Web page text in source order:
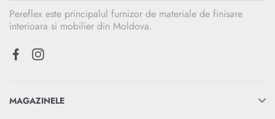
Pereflex este principalul furnizor de materiale de finisare
interioara si mobilier din Moldova.
MAGAZINELE